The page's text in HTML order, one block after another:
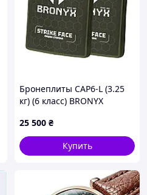
Бронеплиты CAP6-L (3.25
кг) (6 класс) BRONYX
2шт
25 500 ₴
Купить